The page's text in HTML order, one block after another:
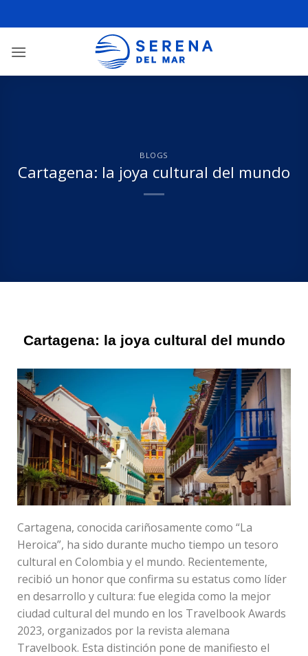
BLOGS
Cartagena: la joya cultural del mundo
Cartagena: la joya cultural del mundo
Cartagena, conocida cariñosamente como “La
Heroica”, ha sido durante mucho tiempo un tesoro
cultural en Colombia y el mundo. Recientemente,
recibió un honor que confirma su estatus como líder
en desarrollo y cultura: fue elegida como la mejor
ciudad cultural del mundo en los Travelbook Awards
2023, organizados por la revista alemana
Travelbook. Esta distinción pone de manifiesto el